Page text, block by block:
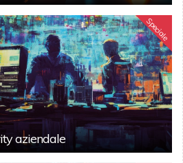
Speciale
aziendale